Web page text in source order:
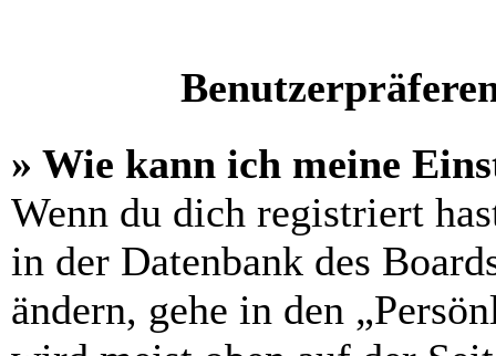
» Wie kann ich meine
Wenn du dich registriert
in der Datenbank des
ändern, gehe in den